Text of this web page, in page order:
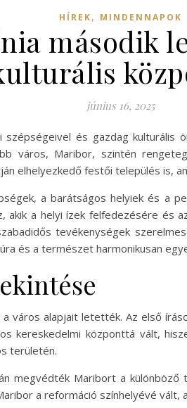
HÍREK, MINDENNAPOK
második
június 16, 2025
és gazdag kulturális
város, Maribor, szintén
elhelyezkedő festői település is,
a barátságos helyiek és a
a helyi ízek felfedezésére és
tevékenységek
és a természet harmonikusan
város alapjait letették. Az első
kereskedelmi központtá vált,
területén.
megvédték Maribort a
a reformáció színhelyévé